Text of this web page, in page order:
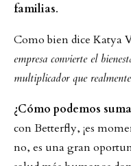
familias.
Como bien dice Katya
empresa convierte el
multiplicador que
¿Cómo podemos
con Betterfly, ¡es
no, es una gran